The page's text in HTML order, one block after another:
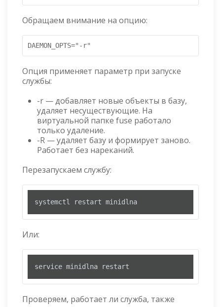
Обращаем внимание на опцию:
DAEMON_OPTS="-r"
Опция применяет параметр при запуске
службы:
-r — добавляет новые объекты в базу,
удаляет несуществующие. На
виртуальной папке fuse работало
только удаление.
-R — удаляет базу и формирует заново.
Работает без нареканий.
Перезапускаем службу:
systemctl restart minidlna
Или:
service minidlna restart
Проверяем, работает ли служба, также